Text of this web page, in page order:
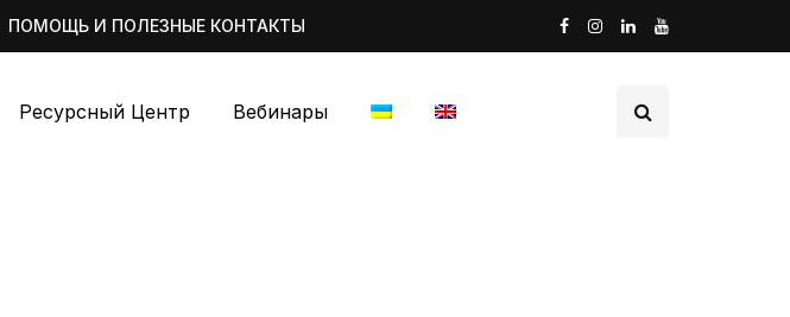
ПОМОЩЬ И ПОЛЕЗНЫЕ КОНТАКТЫ
Ресурсный Центр Вебинары